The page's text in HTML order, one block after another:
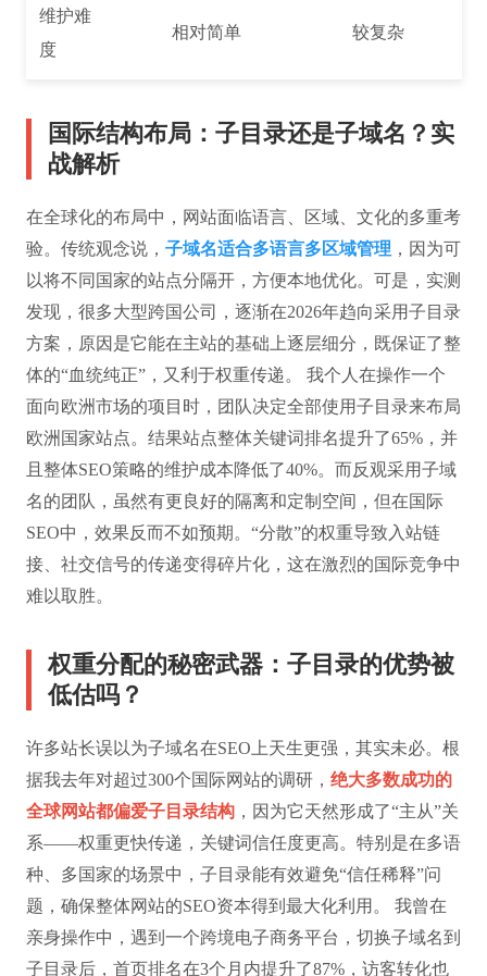
维护难
度
相对简单 较复杂
国际结构布局：子目录还是子域名？实
战解析
在全球化的布局中，网站面临语言、区域、文化的多重考
验。传统观念说， 子域名适合多语言多区域管理 ，因为可
以将不同国家的站点分隔开，方便本地优化。可是，实测
发现，很多大型跨国公司，逐渐在2026年趋向采用子目录
方案，原因是它能在主站的基础上逐层细分，既保证了整
体的“血统纯正”，又利于权重传递。 我个人在操作一个
面向欧洲市场的项目时，团队决定全部使用子目录来布局
欧洲国家站点。结果站点整体关键词排名提升了65%，并
且整体SEO策略的维护成本降低了40%。而反观采用子域
名的团队，虽然有更良好的隔离和定制空间，但在国际
SEO中，效果反而不如预期。“分散”的权重导致入站链
接、社交信号的传递变得碎片化，这在激烈的国际竞争中
难以取胜。
权重分配的秘密武器：子目录的优势被
低估吗？
许多站长误以为子域名在SEO上天生更强，其实未必。根
据我去年对超过300个国际网站的调研， 绝大多数成功的
全球网站都偏爱子目录结构，因为它天然形成了“主从”关
系——权重更快传递，关键词信任度更高。特别是在多语
种、多国家的场景中，子目录能有效避免“信任稀释”问
题，确保整体网站的SEO资本得到最大化利用。 我曾在
亲身操作中，遇到一个跨境电子商务平台，切换子域名到
子目录后，首页排名在3个月内提升了87%，访客转化也